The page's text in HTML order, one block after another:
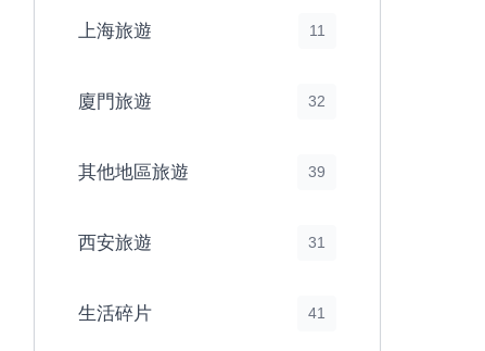
上海旅遊 11
廈門旅遊 32
其他地區旅遊 39
西安旅遊 31
生活碎片 41